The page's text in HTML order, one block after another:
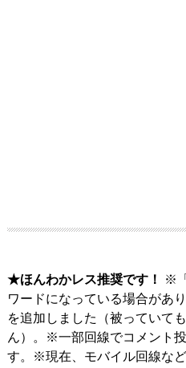
★ほんわかレス推奨です！
※
ワードになっている場合があ
を追加しました（被っていて
ん）。※一部回線でコメント
す。※現在、モバイル回線な